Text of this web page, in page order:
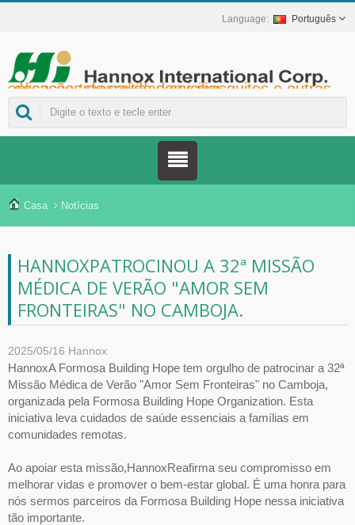
Português
Hannox International Corp. - Ajudamos importadores, atacadistas, distribuidores e marcas da área da saúde a lançar soluções não medicamentosas para o tratamento de feridas e mucosas, incluindo úlceras orais, cuidados de suporte ao câncer, proteção da pele, cuidados com a mucosa nasal e proteção de feridas em domicílio. Além de uma ampla gama de dispositivos médicos para prevenção e controle do diabetes, soluções para prevenção de doenças transmitidas por mosquitos e outras aplicações de saúde domiciliar.
Casa Notícias
HANNOXPATROCINOU A 32ª MISSÃO
MÉDICA DE VERÃO "AMOR SEM
FRONTEIRAS" NO CAMBOJA.
2025/05/16 Hannox
HannoxA Formosa Building Hope tem orgulho de patrocinar a 32ª
Missão Médica de Verão "Amor Sem Fronteiras" no Camboja,
organizada pela Formosa Building Hope Organization. Esta
iniciativa leva cuidados de saúde essenciais a famílias em
comunidades remotas.
Ao apoiar esta missão,HannoxReafirma seu compromisso em
melhorar vidas e promover o bem-estar global. É uma honra para
nós sermos parceiros da Formosa Building Hope nessa iniciativa
tão importante.